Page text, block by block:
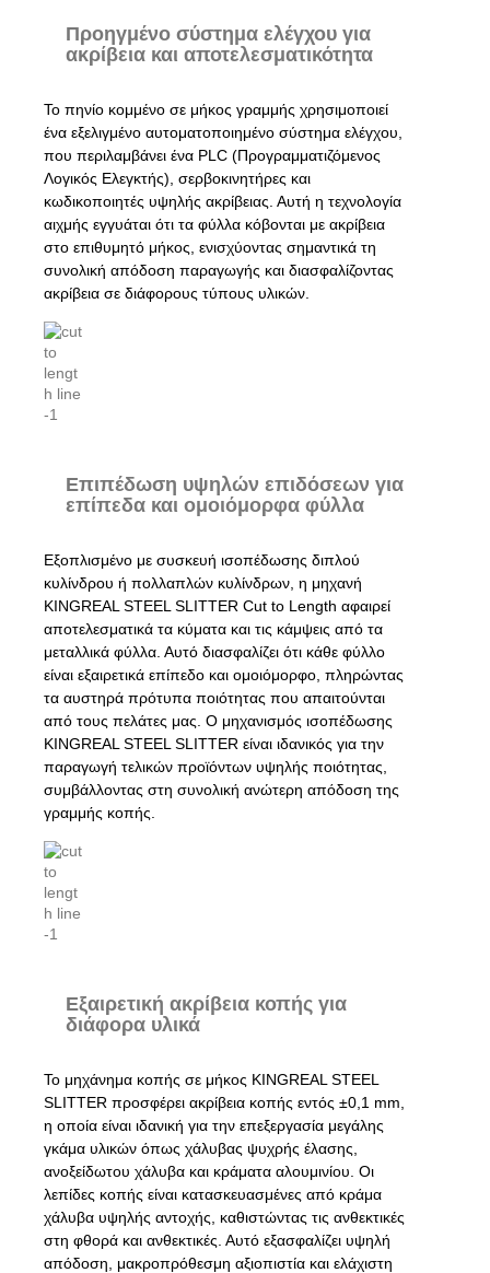
Προηγμένο σύστημα ελέγχου για
ακρίβεια και αποτελεσματικότητα
Το πηνίο κομμένο σε μήκος γραμμής χρησιμοποιεί
ένα εξελιγμένο αυτοματοποιημένο σύστημα ελέγχου,
που περιλαμβάνει ένα PLC (Προγραμματιζόμενος
Λογικός Ελεγκτής), σερβοκινητήρες και
κωδικοποιητές υψηλής ακρίβειας. Αυτή η τεχνολογία
αιχμής εγγυάται ότι τα φύλλα κόβονται με ακρίβεια
στο επιθυμητό μήκος, ενισχύοντας σημαντικά τη
συνολική απόδοση παραγωγής και διασφαλίζοντας
ακρίβεια σε διάφορους τύπους υλικών.
Επιπέδωση υψηλών επιδόσεων για
επίπεδα και ομοιόμορφα φύλλα
Εξοπλισμένο με συσκευή ισοπέδωσης διπλού
κυλίνδρου ή πολλαπλών κυλίνδρων, η μηχανή
KINGREAL STEEL SLITTER Cut to Length αφαιρεί
αποτελεσματικά τα κύματα και τις κάμψεις από τα
μεταλλικά φύλλα. Αυτό διασφαλίζει ότι κάθε φύλλο
είναι εξαιρετικά επίπεδο και ομοιόμορφο, πληρώντας
τα αυστηρά πρότυπα ποιότητας που απαιτούνται
από τους πελάτες μας. Ο μηχανισμός ισοπέδωσης
KINGREAL STEEL SLITTER είναι ιδανικός για την
παραγωγή τελικών προϊόντων υψηλής ποιότητας,
συμβάλλοντας στη συνολική ανώτερη απόδοση της
γραμμής κοπής.
Εξαιρετική ακρίβεια κοπής για
διάφορα υλικά
Το μηχάνημα κοπής σε μήκος KINGREAL STEEL
SLITTER προσφέρει ακρίβεια κοπής εντός ±0,1 mm,
η οποία είναι ιδανική για την επεξεργασία μεγάλης
γκάμα υλικών όπως χάλυβας ψυχρής έλασης,
ανοξείδωτου χάλυβα και κράματα αλουμινίου. Οι
λεπίδες κοπής είναι κατασκευασμένες από κράμα
χάλυβα υψηλής αντοχής, καθιστώντας τις ανθεκτικές
στη φθορά και ανθεκτικές. Αυτό εξασφαλίζει υψηλή
απόδοση, μακροπρόθεσμη αξιοπιστία και ελάχιστη